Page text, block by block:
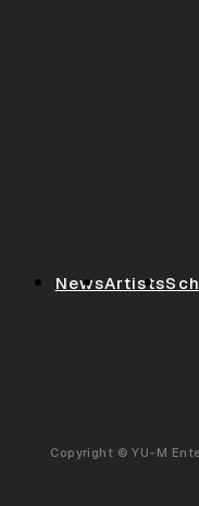
NewsArtists
Copyright © YU-M